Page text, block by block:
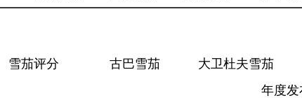
雪茄评分 古巴雪茄 大卫杜夫雪茄
年度发